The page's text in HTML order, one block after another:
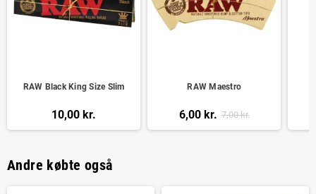
RAW Black King Size Slim
10,00 kr.
RAW Maestro
6,00 kr. 7,00 kr.
Andre købte også